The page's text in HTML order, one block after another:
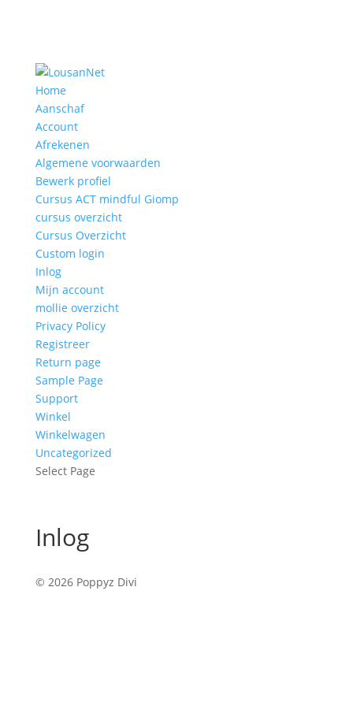
Home
Aanschaf
Account
Afrekenen
Algemene voorwaarden
Bewerk profiel
Cursus ACT mindful Giomp
cursus overzicht
Cursus Overzicht
Custom login
Inlog
Mijn account
mollie overzicht
Privacy Policy
Registreer
Return page
Sample Page
Support
Winkel
Winkelwagen
Uncategorized
Select Page
Inlog
© 2026 Poppyz Divi